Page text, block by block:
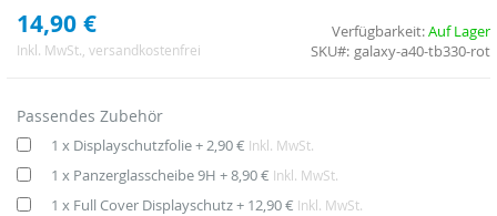
14,90 €
Inkl. MwSt. , versandkostenfrei
Verfügbarkeit:Auf Lager
SKU
galaxy-a40-tb330-rot
Passendes Zubehör
1 x Displayschutzfolie+ 2,90 € Inkl. MwSt.
1 x Panzerglasscheibe 9H +8,90 € Inkl. MwSt.
1 x Full Cover Displayschutz+ 12,90 € Inkl. MwSt.